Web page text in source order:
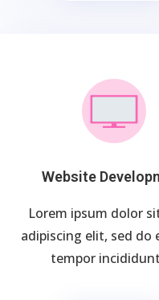
Website
Lorem ipsum dolor
adipiscing elit, sed do
tempor